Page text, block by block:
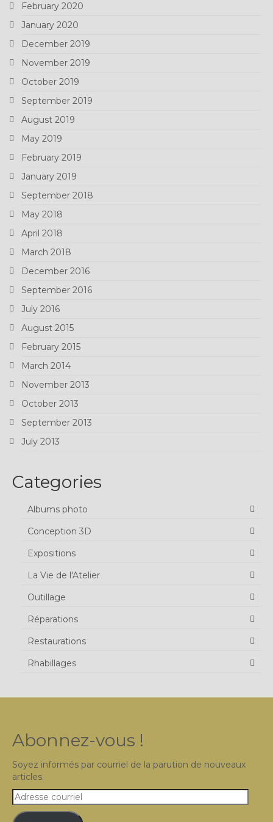
February 2020
January 2020
December 2019
November 2019
October 2019
September 2019
August 2019
May 2019
February 2019
January 2019
September 2018
May 2018
April 2018
March 2018
December 2016
September 2016
July 2016
August 2015
February 2015
March 2014
November 2013
October 2013
September 2013
July 2013
Categories
Albums photo
Conception 3D
Expositions
La Vie de l'Atelier
Outillage
Réparations
Restaurations
Rhabillages
Abonnez-vous !
Soyez informés par courriel de la parution de nouveaux
articles.
Adresse
courriel